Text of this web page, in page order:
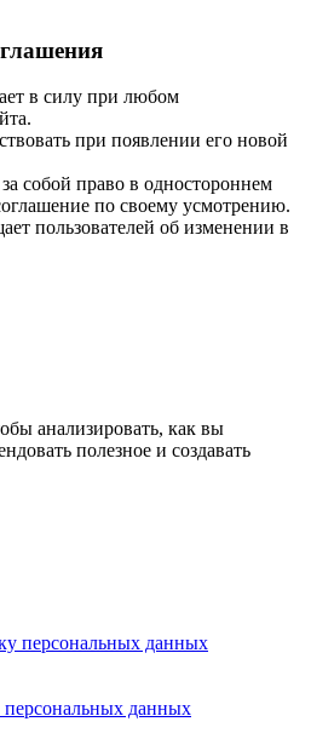
в силу при любом
при появлении его новой
собой право в одностороннем
по своему усмотрению.
пользователей об изменении в
анализировать, как вы
полезное и создавать
персональных данных
данных